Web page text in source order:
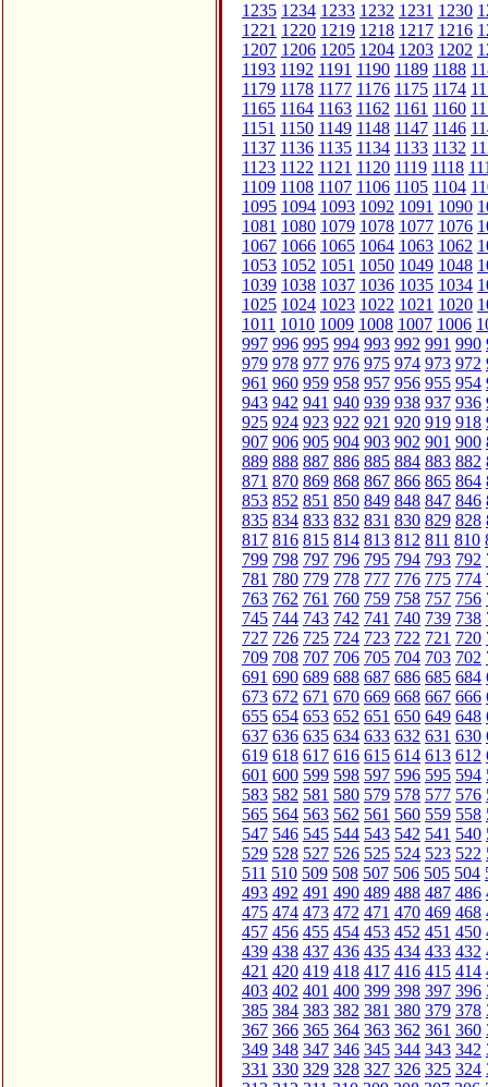
1235 1234 1233 1232 1231 1230
1221 1220 1219 1218 1217 1216
1207 1206 1205 1204 1203 1202
1193 1192 1191 1190 1189 1188
1179 1178 1177 1176 1175 1174
1165 1164 1163 1162 1161 1160
1151 1150 1149 1148 1147 1146
1137 1136 1135 1134 1133 1132
1123 1122 1121 1120 1119 1118
1109 1108 1107 1106 1105 1104
1095 1094 1093 1092 1091 1090
1081 1080 1079 1078 1077 1076
1067 1066 1065 1064 1063 1062
1053 1052 1051 1050 1049 1048
1039 1038 1037 1036 1035 1034
1025 1024 1023 1022 1021 1020
1011 1010 1009 1008 1007 1006
997 996 995 994 993 992 991 990
979 978 977 976 975 974 973 972
961 960 959 958 957 956 955 954
943 942 941 940 939 938 937 936
925 924 923 922 921 920 919 918
907 906 905 904 903 902 901 900
889 888 887 886 885 884 883 882
871 870 869 868 867 866 865 864
853 852 851 850 849 848 847 846
835 834 833 832 831 830 829 828
817 816 815 814 813 812 811 810
799 798 797 796 795 794 793 792
781 780 779 778 777 776 775 774
763 762 761 760 759 758 757 756
745 744 743 742 741 740 739 738
727 726 725 724 723 722 721 720
709 708 707 706 705 704 703 702
691 690 689 688 687 686 685 684
673 672 671 670 669 668 667 666
655 654 653 652 651 650 649 648
637 636 635 634 633 632 631 630
619 618 617 616 615 614 613 612
601 600 599 598 597 596 595 594
583 582 581 580 579 578 577 576
565 564 563 562 561 560 559 558
547 546 545 544 543 542 541 540
529 528 527 526 525 524 523 522
511 510 509 508 507 506 505 504
493 492 491 490 489 488 487 486
475 474 473 472 471 470 469 468
457 456 455 454 453 452 451 450
439 438 437 436 435 434 433 432
421 420 419 418 417 416 415 414
403 402 401 400 399 398 397 396
385 384 383 382 381 380 379 378
367 366 365 364 363 362 361 360
349 348 347 346 345 344 343 342
331 330 329 328 327 326 325 324